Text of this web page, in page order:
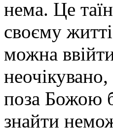
нема. Це
своєму
можна
поза Божою
знайти